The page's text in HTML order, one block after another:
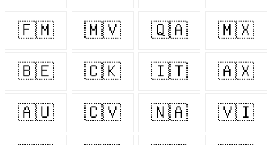
🇫🇲 🇲🇻 🇶🇦 🇲🇽
🇧🇪 🇨🇰 🇮🇹 🇦🇽
🇦🇺 🇨🇻 🇳🇦 🇻🇮